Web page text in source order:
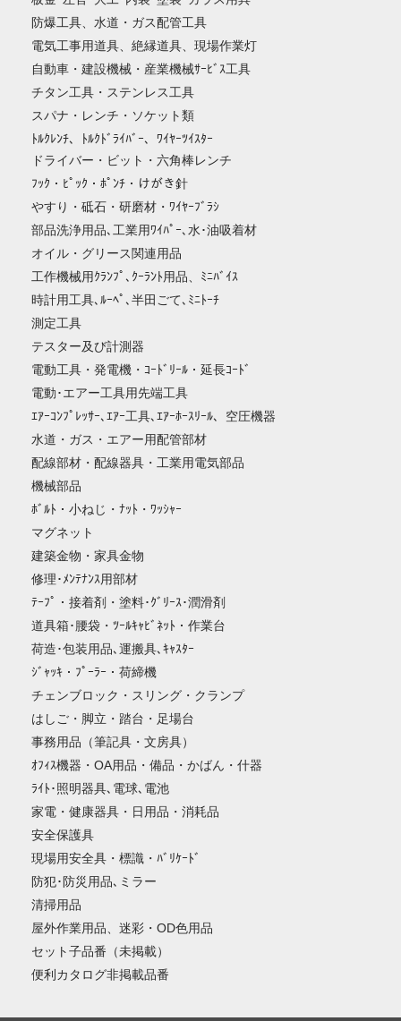
防爆工具、水道・ガス配管工具
電気工事用道具、絶縁道具、現場作業灯
自動車・建設機械・産業機械ｻｰﾋﾞｽ工具
チタン工具・ステンレス工具
スパナ・レンチ・ソケット類
ﾄﾙｸﾚﾝﾁ、ﾄﾙｸﾄﾞﾗｲﾊﾞｰ、ﾜｲﾔｰﾂｲｽﾀｰ
ドライバー・ビット・六角棒レンチ
ﾌｯｸ・ﾋﾟｯｸ・ﾎﾟﾝﾁ・けがき針
やすり・砥石・研磨材・ﾜｲﾔｰﾌﾞﾗｼ
部品洗浄用品､工業用ﾜｲﾊﾟｰ､水･油吸着材
オイル・グリース関連用品
工作機械用ｸﾗﾝﾌﾟ､ｸｰﾗﾝﾄ用品、ﾐﾆﾊﾞｲｽ
時計用工具､ﾙｰﾍﾟ､半田ごて､ﾐﾆﾄｰﾁ
測定工具
テスター及び計測器
電動工具・発電機・ｺｰﾄﾞﾘｰﾙ・延長ｺｰﾄﾞ
電動･エアー工具用先端工具
ｴｱｰｺﾝﾌﾟﾚｯｻｰ､ｴｱｰ工具､ｴｱｰﾎｰｽﾘｰﾙ、空圧機器
水道・ガス・エアー用配管部材
配線部材・配線器具・工業用電気部品
機械部品
ﾎﾞﾙﾄ・小ねじ・ﾅｯﾄ・ﾜｯｼｬｰ
マグネット
建築金物・家具金物
修理･ﾒﾝﾃﾅﾝｽ用部材
ﾃｰﾌﾟ・接着剤・塗料･ｸﾞﾘｰｽ･潤滑剤
道具箱･腰袋・ﾂｰﾙｷｬﾋﾞﾈｯﾄ・作業台
荷造･包装用品､運搬具､ｷｬｽﾀｰ
ｼﾞｬｯｷ・ﾌﾟｰﾗｰ・荷締機
チェンブロック・スリング・クランプ
はしご・脚立・踏台・足場台
事務用品（筆記具・文房具）
ｵﾌｨｽ機器・OA用品・備品・かばん・什器
ﾗｲﾄ･照明器具､電球､電池
家電・健康器具・日用品・消耗品
安全保護具
現場用安全具・標識・ﾊﾞﾘｹｰﾄﾞ
防犯･防災用品､ミラー
清掃用品
屋外作業用品、迷彩・OD色用品
セット子品番（未掲載）
便利カタログ非掲載品番